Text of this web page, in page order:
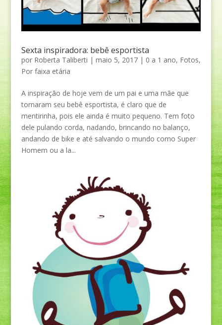
Sexta inspiradora: bebê esportista
por Roberta Taliberti | maio 5, 2017| 0 a 1 ano, Fotos,
Por faixa etária
A inspiração de hoje vem de um pai e uma mãe que
tornaram seu bebê esportista, é claro que de
mentirinha, pois ele ainda é muito pequeno. Tem foto
dele pulando corda, nadando, brincando no balanço,
andando de bike e até salvando o mundo como Super
Homem ou a la...